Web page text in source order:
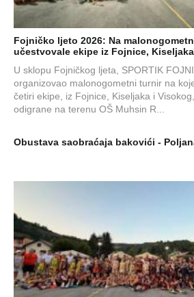
Fojničko ljeto 2026: Na
učestvovale ekipe iz Fojnice,
U sklopu Fojničkog ljeta, SPORTIK
organizovao malonogometni turnir na
četiri ekipe, iz Fojnice, Kiseljaka i
odigrane na terenu OŠ Muhsin R...
Obustava saobraćaja bakovići -